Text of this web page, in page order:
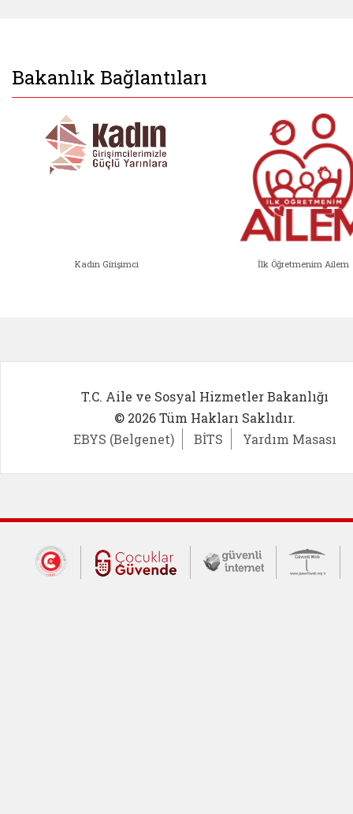
Bakanlık Bağlantıları
Kadın Girişimci İlk Öğretmenim Ailem
T.C. Aile ve Sosyal Hizmetler Bakanlığı
© 2026 Tüm Hakları Saklıdır.
EBYS (Belgenet)
BİTS Yardım Masası
Dış Bağlantılar
Cumhurbaşkanlığı İletişim Merkezi
Çocuklar Güvende (yeni
Güvenli